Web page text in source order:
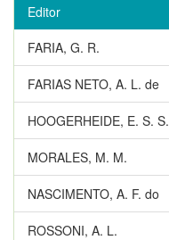
Editor
FARIA, G. R.
FARIAS NETO, A. L. de
HOOGERHEIDE, E. S. S.
MORALES, M. M.
NASCIMENTO, A. F. do
ROSSONI, A. L.